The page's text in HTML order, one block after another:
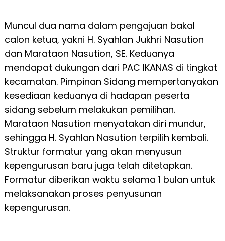
Muncul dua nama dalam pengajuan bakal
calon ketua, yakni H. Syahlan Jukhri Nasution
dan Marataon Nasution, SE. Keduanya
mendapat dukungan dari PAC IKANAS di tingkat
kecamatan. Pimpinan Sidang mempertanyakan
kesediaan keduanya di hadapan peserta
sidang sebelum melakukan pemilihan.
Marataon Nasution menyatakan diri mundur,
sehingga H. Syahlan Nasution terpilih kembali.
Struktur formatur yang akan menyusun
kepengurusan baru juga telah ditetapkan.
Formatur diberikan waktu selama 1 bulan untuk
melaksanakan proses penyusunan
kepengurusan.